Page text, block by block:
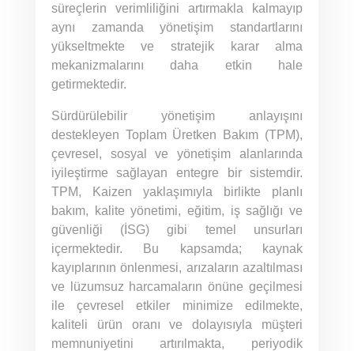
süreçlerin verimliliğini artırmakla kalmayıp
aynı zamanda yönetişim standartlarını
yükseltmekte ve stratejik karar alma
mekanizmalarını daha etkin hale
getirmektedir.
Sürdürülebilir yönetişim anlayışını
destekleyen Toplam Üretken Bakım (TPM),
çevresel, sosyal ve yönetişim alanlarında
iyileştirme sağlayan entegre bir sistemdir.
TPM, Kaizen yaklaşımıyla birlikte planlı
bakım, kalite yönetimi, eğitim, iş sağlığı ve
güvenliği (İSG) gibi temel unsurları
içermektedir. Bu kapsamda; kaynak
kayıplarının önlenmesi, arızaların azaltılması
ve lüzumsuz harcamaların önüne geçilmesi
ile çevresel etkiler minimize edilmekte,
kaliteli ürün oranı ve dolayısıyla müşteri
memnuniyetini artırılmakta, periyodik